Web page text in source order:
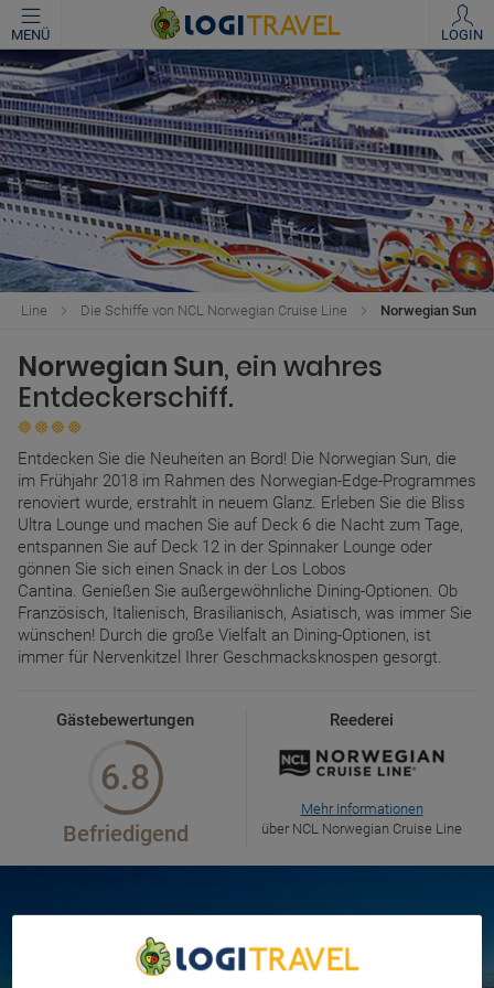
MENÜ LOGIN
Norwegian Sun
Die Schiffe von NCL Norwegian Cruise Line
Line
Norwegian Sun, ein wahres
Entdeckerschiff.
Entdecken Sie die Neuheiten an Bord! Die Norwegian Sun, die
im Frühjahr 2018 im Rahmen des Norwegian-Edge-Programmes
renoviert wurde, erstrahlt in neuem Glanz. Erleben Sie die Bliss
Ultra Lounge und machen Sie auf Deck 6 die Nacht zum Tage,
entspannen Sie auf Deck 12 in der Spinnaker Lounge oder
gönnen Sie sich einen Snack in der Los Lobos
Cantina. Genießen Sie außergewöhnliche Dining-Optionen. Ob
Französisch, Italienisch, Brasilianisch, Asiatisch, was immer Sie
wünschen! Durch die große Vielfalt an Dining-Optionen, ist
immer für Nervenkitzel Ihrer Geschmacksknospen gesorgt.
Gästebewertungen
6.8
Befriedigend
Reederei
Mehr Informationen
über NCL Norwegian Cruise Line